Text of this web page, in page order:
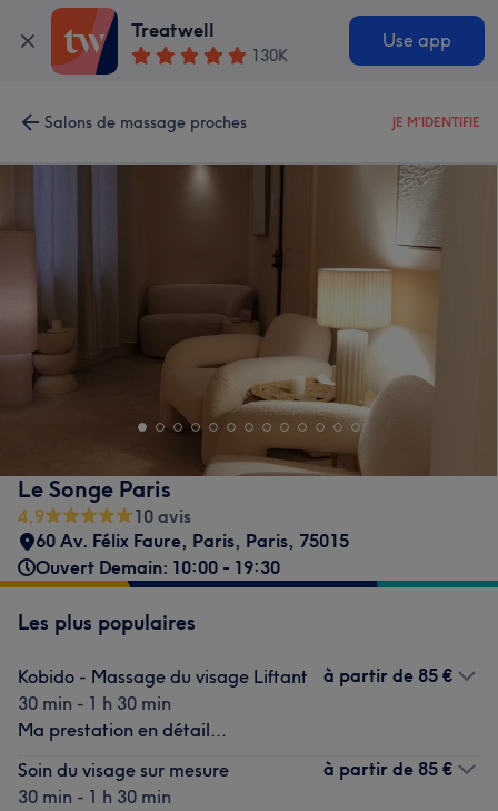
Treatwell
130K
Use app
Salons de massage proches JE M'IDENTIFIE
Le Songe Paris
4,9
10 avis
60 Av. Félix Faure, Paris, Paris, 75015
Ouvert Demain: 10:00 - 19:30
Les plus populaires
Kobido - Massage du visage Liftant
30 min - 1 h 30 min
Ma prestation en détail...
à partir de 85 €
Soin du visage sur mesure
30 min - 1 h 30 min
à partir de 85 €